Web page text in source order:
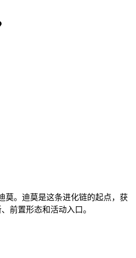
莫。 迪莫是这条进化链的起点， 获
前置形态和活动入口。